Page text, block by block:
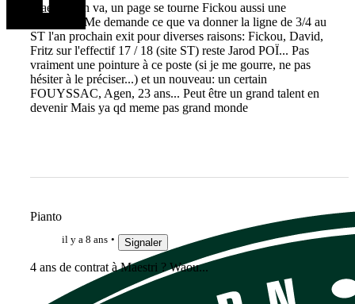
Maestri s'en va, un page se tourne Fickou aussi une
suivante... Me demande ce que va donner la ligne de 3/4 au
ST l'an prochain exit pour diverses raisons: Fickou, David,
Fritz sur l'effectif 17 / 18 (site ST) reste Jarod POÏ... Pas
vraiment une pointure à ce poste (si je me gourre, ne pas
hésiter à le préciser...) et un nouveau: un certain
FOUYSSAC, Agen, 23 ans... Peut être un grand talent en
devenir Mais ya qd meme pas grand monde
Pianto
il y a 8 ans Signaler
4 ans de contrat à Maestri ? Waou...